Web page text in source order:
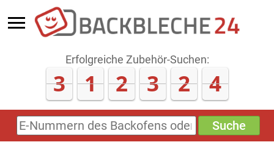
Erfolgreiche Zubehör-Suchen:
3 1 2 3 2 4
E-
Suche